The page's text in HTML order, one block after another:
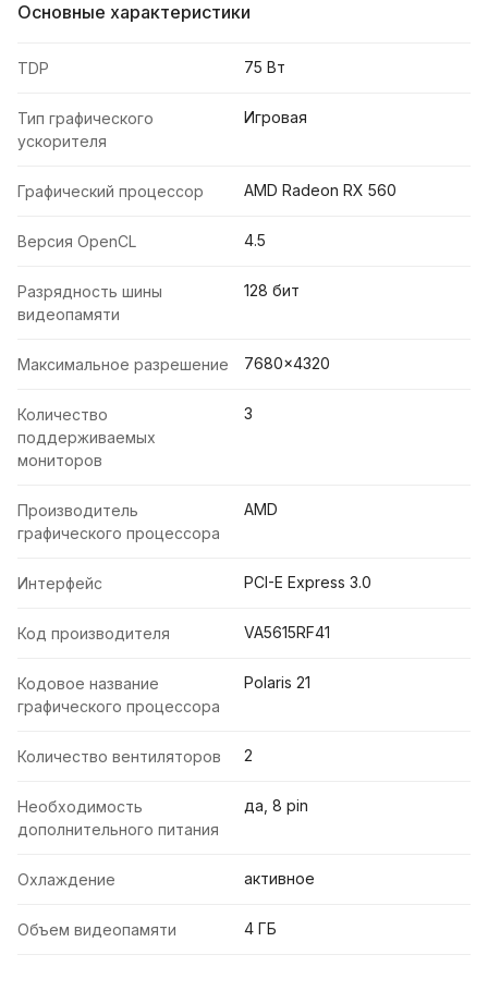
Основные характеристики
TDP 75 Вт
Тип графического
ускорителя
Игровая
Графический процессор AMD Radeon RX 560
Версия OpenCL 4.5
Разрядность шины
видеопамяти
128 бит
Максимальное разрешение 7680x4320
Количество
поддерживаемых
мониторов
3
Производитель
графического процессора
AMD
Интерфейс PCI-E Express 3.0
Код производителя VA5615RF41
Кодовое название
графического процессора
Polaris 21
Количество вентиляторов 2
Необходимость
дополнительного питания
да, 8 pin
Охлаждение активное
Объем видеопамяти 4 ГБ